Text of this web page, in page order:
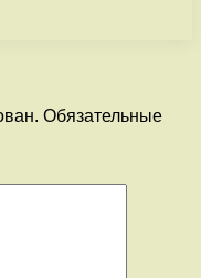
Обязательные